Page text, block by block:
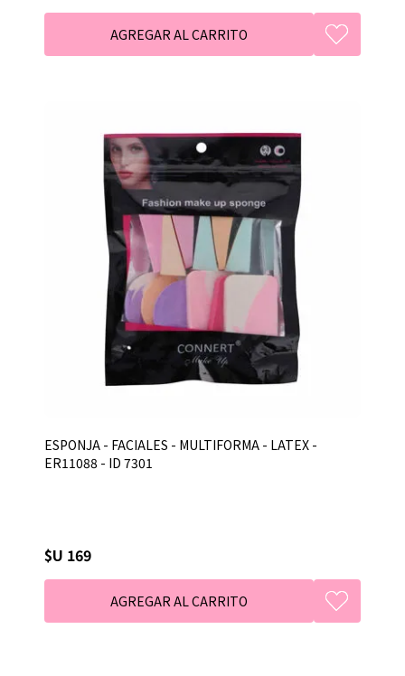
ESPONJA - FACIALES - MULTIFORMA - LATEX -
ER11088 - ID 7301
$U 169